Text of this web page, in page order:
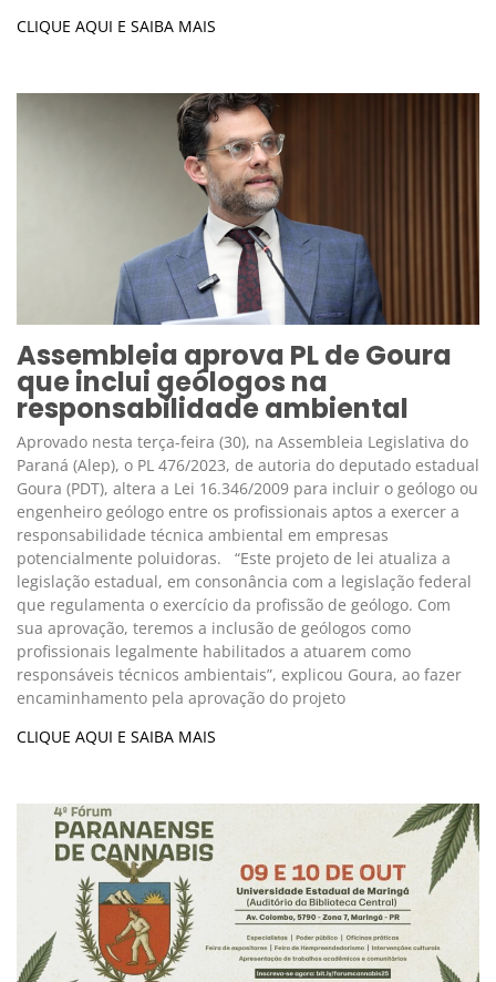
CLIQUE AQUI E SAIBA MAIS
Assembleia aprova PL de Goura
que inclui geólogos na
responsabilidade ambiental
Aprovado nesta terça-feira (30), na Assembleia Legislativa do
Paraná (Alep), o PL 476/2023, de autoria do deputado estadual
Goura (PDT), altera a Lei 16.346/2009 para incluir o geólogo ou
engenheiro geólogo entre os profissionais aptos a exercer a
responsabilidade técnica ambiental em empresas
potencialmente poluidoras. “Este projeto de lei atualiza a
legislação estadual, em consonância com a legislação federal
que regulamenta o exercício da profissão de geólogo. Com
sua aprovação, teremos a inclusão de geólogos como
profissionais legalmente habilitados a atuarem como
responsáveis técnicos ambientais”, explicou Goura, ao fazer
encaminhamento pela aprovação do projeto
CLIQUE AQUI E SAIBA MAIS